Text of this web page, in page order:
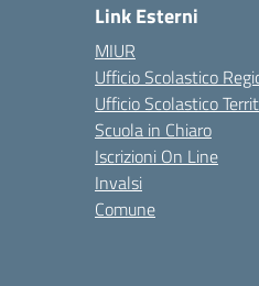
Link Esterni
MIUR
Ufficio Scolastico
Ufficio Scolastico
Scuola in Chiaro
Iscrizioni On Line
Invalsi
Comune